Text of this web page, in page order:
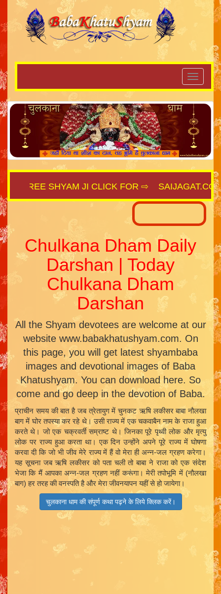
SHYAM JI CLICK FOR ⇨ SAIJAGAT.COM||
Chulkana Dham Daily
Darshan | Today
Chulkana Dham
Darshan
All the Shyam devotees are welcome at our
website www.babakhatushyam.com. On
this page, you will get latest shyambaba
images and devotional images of Baba
Khatushyam. You can download here. So
come and go deep in the devotion of Baba.
प्राचीन समय की बात है जब त्रेतायुग में चुनकट ऋषि लकीसर बाबा नौलखा
बाग में घोर तपस्या कर रहे थे। उसी राज्य में एक चकवाबैन नाम के राजा हुआ
करते थे। जो एक चक्रवर्ती सम्राष्ट थे। जिनका पूरे पृथ्वी लोक और मृत्यु
लोक पर राज्य हुआ करता था। एक दिन उन्होंने अपने पूरे राज्य में घोषणा
करवा दी कि जो भी जीव मेरे राज्य में हैं वो मेरा ही अन्न-जल ग्रहण करेगा।
यह सूचना जब ऋषि लकीसर को पता चली तो बाबा ने राजा को एक संदेश
भेजा कि मैं आपका अन्न-जल ग्रहण नहीं करूंगा। मेरी तपोभूमि में (नौलखा
बाग) हर तरह की वनस्पति है और मेरा जीवनयापन यहीं से हो जायेगा।
चुलकाना धाम की संपूर्ण कथा पढ़ने के लिये क्लिक करें।